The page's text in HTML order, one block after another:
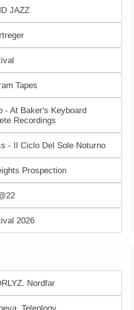
JAZZ
Tapes
- At Baker's Keyboard
Recordings
- Il Ciclo Del Sole Noturno
Prospection
2026
Nordfar
Teleology